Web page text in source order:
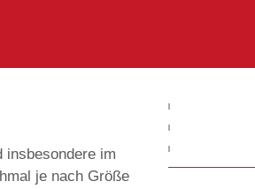
insbesondere im
je nach Größe